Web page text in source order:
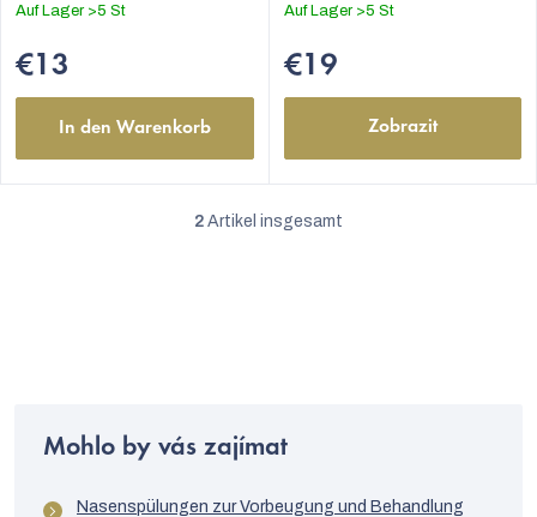
e
Auf Lager >5 St
€13
In den Warenkorb
Auf Lager >5 St
€19
Zobrazit
S
e
l
2 Artikel insgesamt
Mohlo by vás zajímat
Nasenspülungen zur Vorbeugung und Behandlung